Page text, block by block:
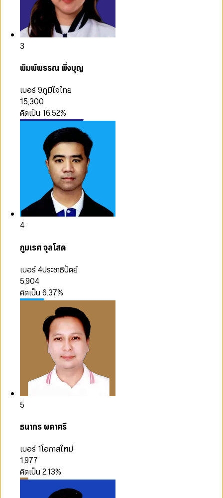
3
พิมพ์พรรณ พึ่งบุญ
เบอร์ 9ภูมิใจไทย
15,300
คิดเป็น 16.52%
4
ภูมเรศ จุลโสด
เบอร์ 4ประชาธิปัตย์
5,904
คิดเป็น6.37%
5
ธนากร ผดาศรี
เบอร์ 1โอกาสใหม่
1,977
คิดเป็น2.13%